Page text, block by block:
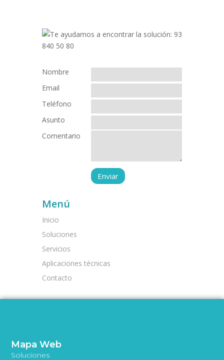
Nombre
Email
Teléfono
Asunto
Comentario
Menú
Inicio
Soluciones
Servicios
Aplicaciones técnicas
Contacto
Mapa Web
Soluciones